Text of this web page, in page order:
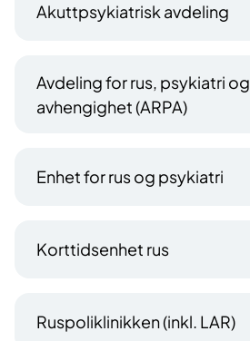
Akuttpsykiatrisk avdeling
Avdeling for rus, psykiatri og
avhengighet (ARPA)
Enhet for rus og psykiatri
Korttidsenhet rus
Ruspoliklinikken (inkl. LAR)